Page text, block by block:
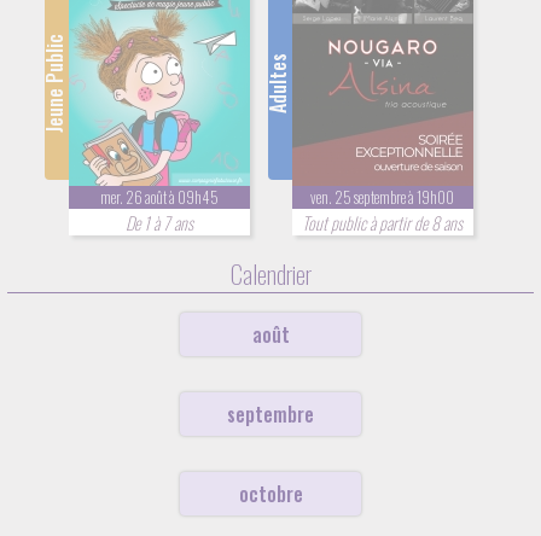
Jeune Public
mer. 26 août à 09h45
De 1 à 7 ans
Adultes
ven. 25 septembre à 19h00
Tout public à partir de 8 ans
Calendrier
août
septembre
octobre